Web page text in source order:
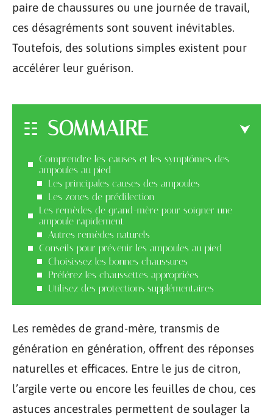
paire de chaussures ou une journée de travail,
ces désagréments sont souvent inévitables.
Toutefois, des solutions simples existent pour
accélérer leur guérison.
SOMMAIRE
Comprendre les causes et les symptômes des
ampoules au pied
Les principales causes des ampoules
Les zones de prédilection
Les remèdes de grand-mère pour soigner une
ampoule rapidement
Autres remèdes naturels
Conseils pour prévenir les ampoules au pied
Choisissez les bonnes chaussures
Préférez les chaussettes appropriées
Utilisez des protections supplémentaires
Les remèdes de grand-mère, transmis de
génération en génération, offrent des réponses
naturelles et efficaces. Entre le jus de citron,
l’argile verte ou encore les feuilles de chou, ces
astuces ancestrales permettent de soulager la